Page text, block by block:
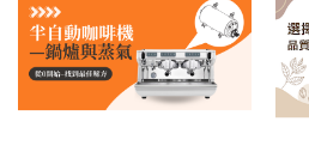
匯款通知
會員登出